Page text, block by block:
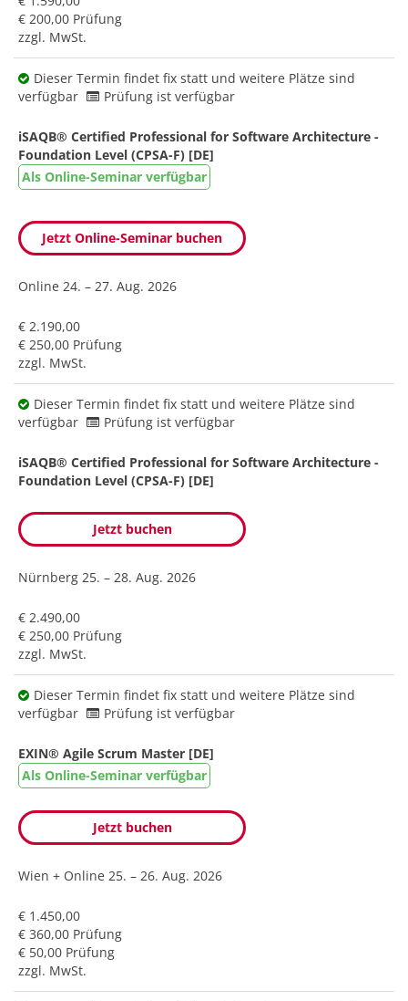
€ 200,00 Prüfung
zzgl. MwSt.
Dieser Termin findet fix statt und weitere Plätze sind
verfügbar
Prüfung ist verfügbar
iSAQB® Certified Professional for Software Architecture -
Foundation Level (CPSA-F) [DE]
Als Online-Seminar verfügbar
Jetzt Online-Seminar buchen
Online 24. – 27. Aug. 2026
€ 2.190,00
€ 250,00 Prüfung
zzgl. MwSt.
Dieser Termin findet fix statt und weitere Plätze sind
verfügbar
Prüfung ist verfügbar
iSAQB® Certified Professional for Software Architecture -
Foundation Level (CPSA-F) [DE]
Jetzt buchen
Nürnberg 25. – 28. Aug. 2026
€ 2.490,00
€ 250,00 Prüfung
zzgl. MwSt.
Dieser Termin findet fix statt und weitere Plätze sind
verfügbar
Prüfung ist verfügbar
EXIN® Agile Scrum Master [DE]
Als Online-Seminar verfügbar
Jetzt buchen
Wien + Online 25. – 26. Aug. 2026
€ 1.450,00
€ 360,00 Prüfung
€ 50,00 Prüfung
zzgl. MwSt.